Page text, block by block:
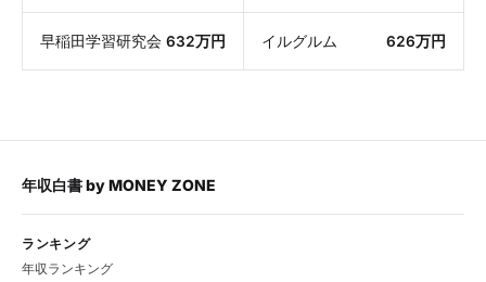
早稲田学習研究会 632万円 イルグルム 626万円
年収白書byMONEY ZONE
ランキング
年収ランキング